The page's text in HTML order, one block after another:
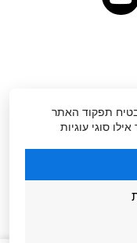
תפקוד האתר
סוגי עוגיות